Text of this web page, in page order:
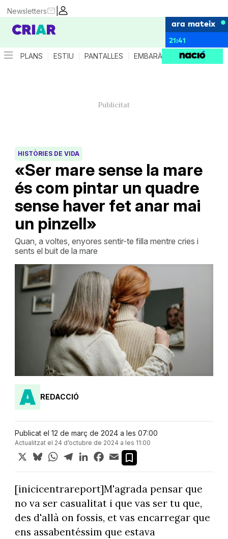
|
Newsletters
ara mateix
21:41
PLANS ESTIU PANTALLES EMBARÀS CRIANÇA
«Ser mare sense la mare
és com pintar un quadre
sense haver fet anar mai
un pinzell»
HISTÒRIES DE VIDA
Quan, a voltes, enyores sentir-te filla mentre cries i
sents el buit de la mare
REDACCIÓ
Publicat el 12 de març de 2024 a les 07:00
Actualitzat el 24 d’octubre de 2024 a les 11:00
X BlueskyWhatsApp
TelegramLinkedInFacebook
Email
[inicicentrareport]M'agrada pensar que
no va ser casualitat i que vas ser tu que,
des d'allà on fossis, et vas encarregar que
ens assabentéssim que estava